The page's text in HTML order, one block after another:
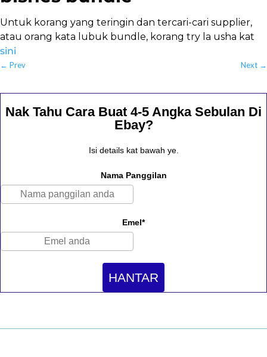
Untuk korang yang teringin dan tercari-cari supplier,
atau orang kata lubuk bundle, korang try la usha kat
sini
← Prev Next →
Nak Tahu Cara Buat 4-5 Angka Sebulan Di
Ebay?
Isi details kat bawah ye.
Nama Panggilan
Emel*
HANTAR